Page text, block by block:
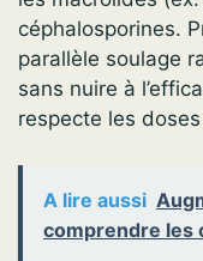
céphalosporines.
parallèle soulage
sans nuire à
respecte les
A lire aussi
comprendre les